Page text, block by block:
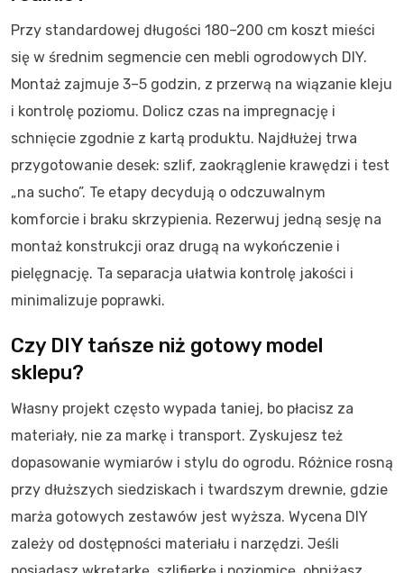
Przy standardowej długości 180–200 cm koszt mieści
się w średnim segmencie cen mebli ogrodowych DIY.
Montaż zajmuje 3–5 godzin, z przerwą na wiązanie kleju
i kontrolę poziomu. Dolicz czas na impregnację i
schnięcie zgodnie z kartą produktu. Najdłużej trwa
przygotowanie desek: szlif, zaokrąglenie krawędzi i test
„na sucho”. Te etapy decydują o odczuwalnym
komforcie i braku skrzypienia. Rezerwuj jedną sesję na
montaż konstrukcji oraz drugą na wykończenie i
pielęgnację. Ta separacja ułatwia kontrolę jakości i
minimalizuje poprawki.
Czy DIY tańsze niż gotowy model
sklepu?
Własny projekt często wypada taniej, bo płacisz za
materiały, nie za markę i transport. Zyskujesz też
dopasowanie wymiarów i stylu do ogrodu. Różnice rosną
przy dłuższych siedziskach i twardszym drewnie, gdzie
marża gotowych zestawów jest wyższa. Wycena DIY
zależy od dostępności materiału i narzędzi. Jeśli